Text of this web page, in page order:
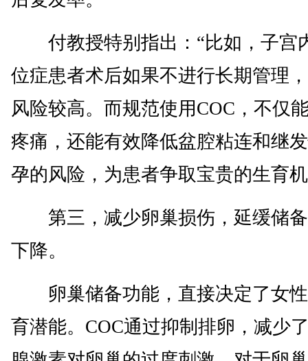
付教授特别指出：“比如，子宫
位症患者术后如果不进行长期管理
风险较高。而规范使用COC，不仅
疼痛，还能有效降低盆腔粘连和继
孕的风险，为患者争取宝贵的生育
第三，减少卵巢损伤，延缓储
下降。
卵巢储备功能，直接决定了女
育潜能。COC通过抑制排卵，减少